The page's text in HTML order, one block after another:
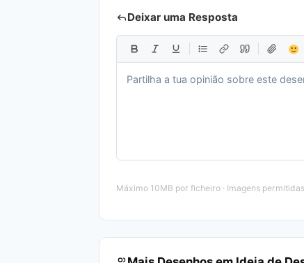
Deixar uma Resposta
Máximo 10MB por ficheiro · Imagens permitidas